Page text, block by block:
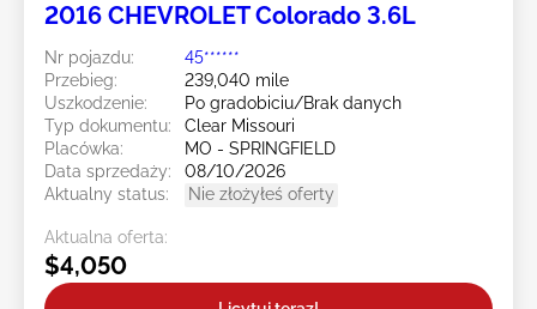
2016 CHEVROLET Colorado 3.6L
Nr pojazdu:
45******
Przebieg:
239,040 mile
Uszkodzenie:
Po gradobiciu/Brak danych
Typ dokumentu:
Clear Missouri
Placówka:
MO - SPRINGFIELD
Data sprzedaży:
08/10/2026
Aktualny status:
Nie złożyłeś oferty
Aktualna oferta:
$4,050